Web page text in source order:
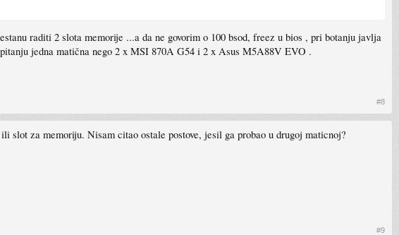
raditi 2 slota memorije ...a da ne govorim o 100 bsod, freez u bios , pri botanju javlja
jedna matična nego 2 x MSI 870A G54 i 2 x Asus M5A88V EVO .
#8
za memoriju. Nisam citao ostale postove, jesil ga probao u drugoj maticnoj?
#9